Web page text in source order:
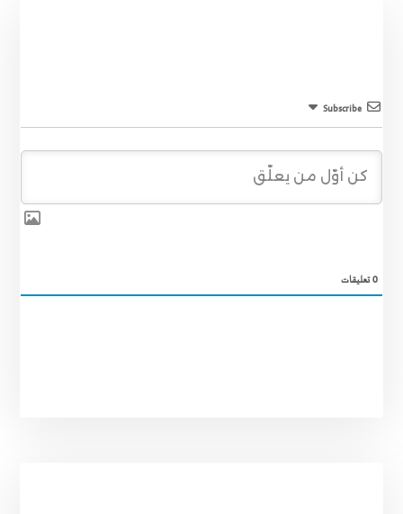
Subscribe
0تعليقات